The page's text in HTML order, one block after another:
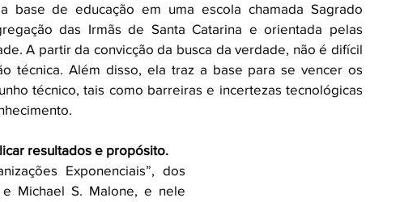
base de educação em uma escola chamada Sagrado
das Irmãs de Santa Catarina e orientada pelas
A partir da convicção da busca da verdade, não é difícil
técnica. Além disso, ela traz a base para se vencer os
técnico, tais como barreiras e incertezas tecnológicas
resultados e propósito.
Exponenciais”, dos
Michael S. Malone, e nele